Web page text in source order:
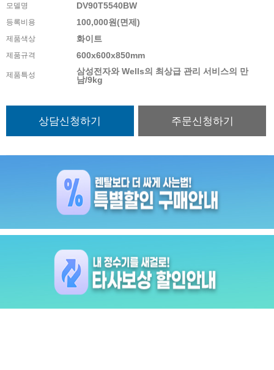
모델명 DV90T5540BW
등록비용 100,000원(면제)
제품색상 화이트
제품규격 600x600x850mm
제품특성
삼성전자와 Wells의 최상급 관리 서비스의 만
남/9kg